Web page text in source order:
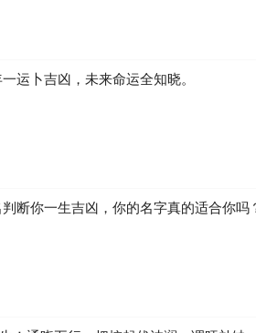
运卜吉凶，未来命运全知晓。
断你一生吉凶，你的名字真的适合你吗